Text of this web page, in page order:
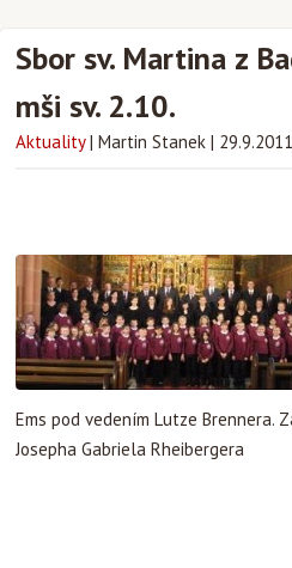
Sbor sv. Martina z
mši sv. 2.10.
Aktuality | Martin Stanek |
Ems pod vedením Lutze Brennera.
Josepha Gabriela Rheibergera